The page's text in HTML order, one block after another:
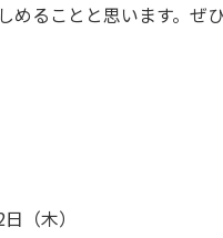
めることと思います。ぜ
（木）